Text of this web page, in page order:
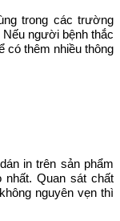
trong các trường
người bệnh thắc
có thêm nhiều thông
in trên sản phẩm
Quan sát chất
nguyên vẹn thì